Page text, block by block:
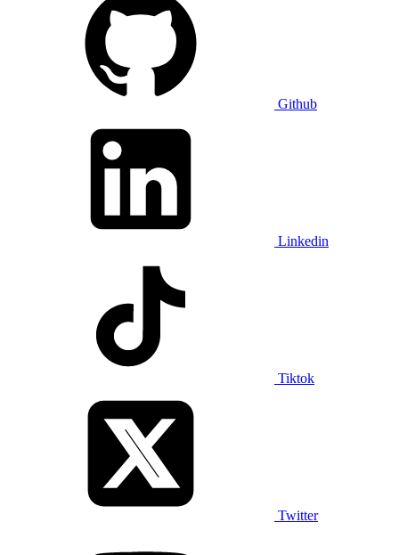
Github
Linkedin
Tiktok
Twitter